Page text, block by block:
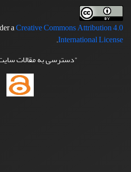
aCreative Commons Attribution 4.0
International License
.
"دسترسی به مقالات